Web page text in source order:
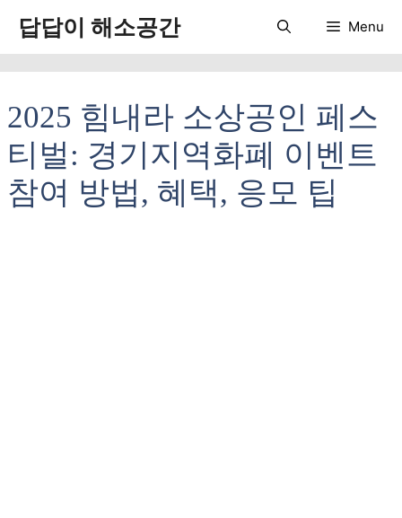
츠
로
너
뛰
기
답답이 해소공간 Menu
2025 힘내라 소상공인 페스
티벌: 경기지역화폐 이벤트
참여 방법, 혜택, 응모 팁